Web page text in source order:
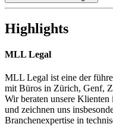
Highlights
MLL Legal
MLL Legal ist eine der
mit Büros in Zürich, Genf,
Wir beraten unsere Klienten
und zeichnen uns
Branchenexpertise in